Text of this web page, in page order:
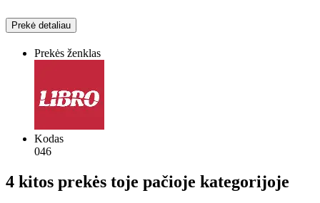
Prekė detaliau
Prekės ženklas
Kodas
046
4 kitos prekės toje pačioje kategorijoje